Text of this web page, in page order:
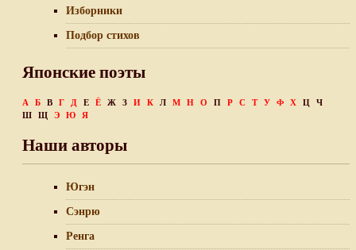
Изборники
Подбор стихов
Японские поэты
А Б В Г Д Е Ё Ж З И К Л М Н О П Р С Т У Ф Х Ц
Ч
Ш
Щ Э Ю Я
Наши авторы
Югэн
Сэнрю
Ренга